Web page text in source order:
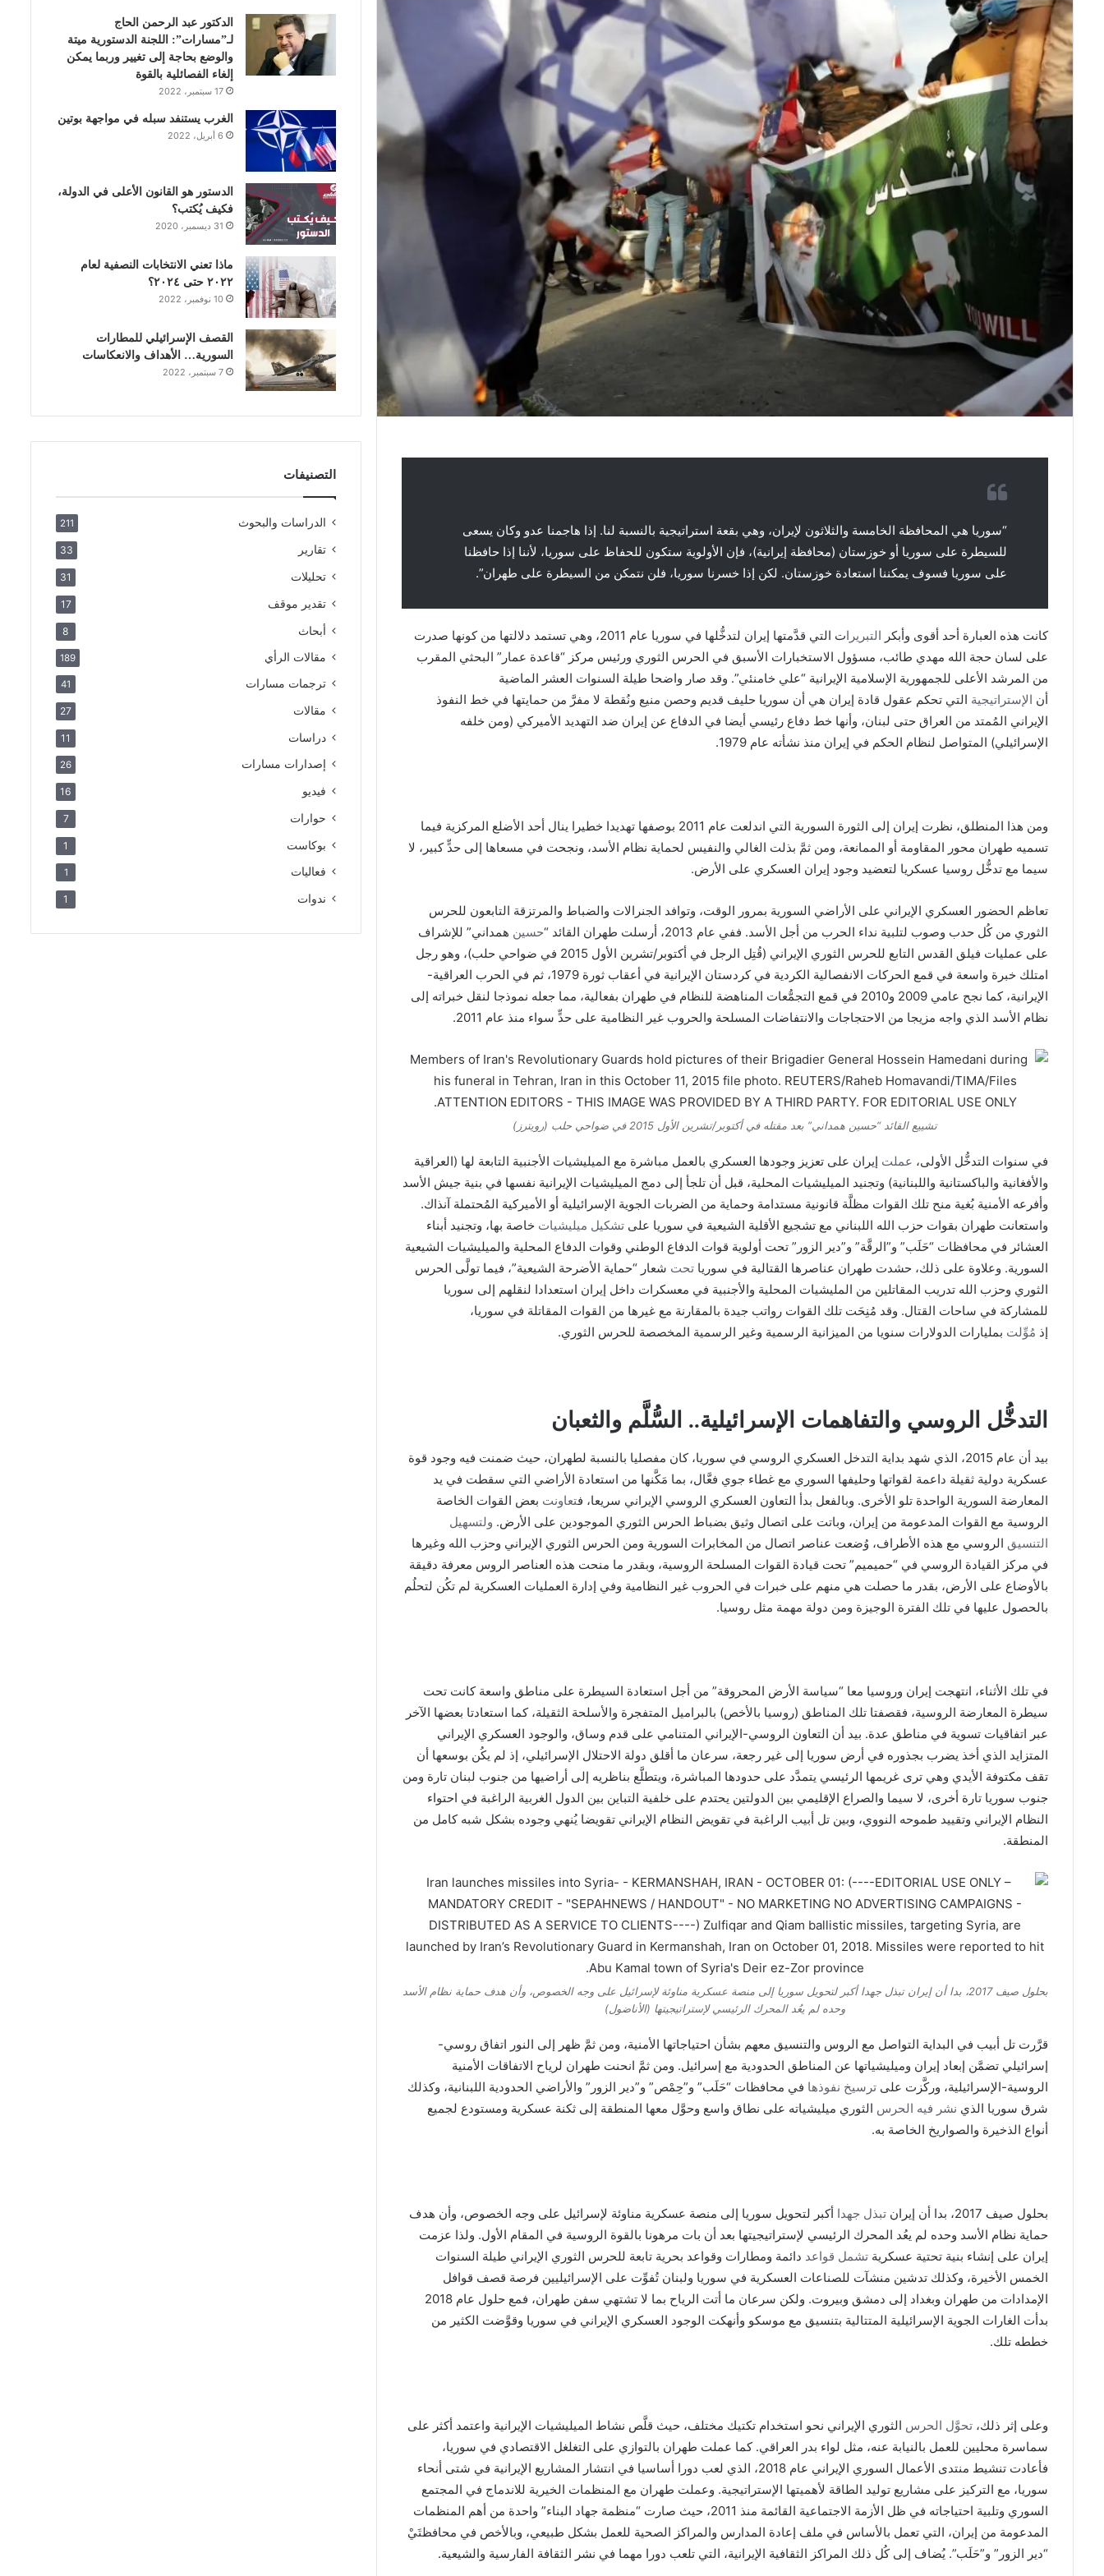
“سوريا هي المحافظة الخامسة والثلاثون لإيران، وهي بقعة استراتيجية بالنسبة لنا. إذا هاجمنا عدو وكان يسعى
للسيطرة على سوريا أو خوزستان (محافظة إيرانية)، فإن الأولوية ستكون للحفاظ على سوريا، لأننا إذا حافظنا
على سوريا فسوف يمكننا استعادة خوزستان. لكن إذا خسرنا سوريا، فلن نتمكن من السيطرة على طهران”.
كانت هذه العبارة أحد أقوى وأبكر التبريرا
ت التي قدَّمتها إيران لتدخُّلها في سوريا عام 2011، وهي تستمد دلالتها من كونها صدرت
على لسان حجة الله مهدي طائب، مسؤول الاستخبارات الأسبق في الحرس الثوري ورئيس مركز “قاعدة عمار” البحثي المقرب
من المرشد الأعلى للجمهورية الإسلامية الإيرانية “علي خامنئي”. وقد صار واضحا طيلة السنوات العشر الماضية
أن الإستراتيجية التي تحكم عقول قادة إيران هي أن سوريا حليف قديم وحصن منيع ونُقطة لا مفرَّ من حمايتها في خط النفوذ
الإيراني المُمتد من العراق حتى لبنان، وأنها خط دفاع رئيسي أيضا في الدفاع عن إيران ضد التهديد الأميركي (ومن خلفه
الإسرائيلي) المتواصل لنظام الحكم في إيران منذ نشأته عام 1979.
ومن هذا المنطلق، نظرت إيران إلى الثورة السورية التي اندلعت عام 2011 بوصفها تهديدا خطيرا ينال أحد الأضلع المركزية فيما
تسميه طهران محور المقاومة أو الممانعة، ومن ثمَّ بذلت الغالي والنفيس لحماية نظام الأسد، ونجحت في مسعاها إلى حدٍّ كبير، لا
سيما مع تدخُّل روسيا عسكريا لتعضيد وجود إيران العسكري على الأرض.
تعاظم الحضور العسكري الإيراني على الأراضي السورية بمرور الوقت، وتوافد الجنرالات والضباط والمرتزقة التابعون للحرس
الثوري من كُل حدب وصوب لتلبية نداء الحرب من أجل الأسد. ففي عام 2013، أرسلت طهران القائد “
حسين همداني” للإشراف
على عمليات فيلق القدس التابع للحرس الثوري الإيراني (قُتِل الرجل في أكتوبر/تشرين الأول 2015 في ضواحي حلب)، وهو رجل
امتلك خبرة واسعة في قمع الحركات الانفصالية الكردية في كردستان الإيرانية في أعقاب ثورة 1979، ثم في الحرب العراقية-
الإيرانية، كما نجح عامي 2009 و2010 في قمع التجمُّعات المناهضة للنظام في طهران بفعالية، مما جعله نموذجا لنقل خبراته إلى
نظام الأسد الذي واجه مزيجا من الاحتجاجات والانتفاضات المسلحة والحروب غير النظامية على حدٍّ سواء منذ عام 2011.
تشييع القائد “حسين همداني” بعد مقتله في أكتوبر/تشرين الأول 2015 في ضواحي حلب (رويترز)
في سنوات التدخُّل الأولى، عملت إيران على تعزيز وجودها العسكري بالعمل مباشرة مع الميليشيات الأجنبية التابعة لها (العراقية
والأفغانية والباكستانية واللبنانية) وتجنيد الميليشيات المحلية، قبل أن تلجأ إلى دمج الميليشيات الإيرانية نفسها في بنية جيش الأسد
وأفرعه الأمنية بُغية منح تلك القوات مظلَّة قانونية مستدامة وحماية من الضربات الجوية الإسرائيلية أو الأميركية المُحتملة آنذاك.
واستعانت طهران بقوات حزب الله اللبناني مع تشجيع الأقلية الشيعية في سوريا على تشكيل ميليشيات خاصة بها، وتجنيد أبناء
العشائر في محافظات “حَلَب” و”الرقَّة” و”دير الزور” تحت أولوية قوات الدفاع الوطني وقوات الدفاع المحلية والميليشيات الشيعية
السورية. وعلاوة على ذلك، حشدت طهران عناصرها القتالية في سوريا تحت شعار “حماية الأضرحة الشيعية”، فيما تولَّى الحرس
الثوري وحزب الله تدريب المقاتلين من المليشيات المحلية والأجنبية في معسكرات داخل إيران استعدادا لنقلهم إلى سوريا
للمشاركة في ساحات القتال. وقد مُنِحَت تلك القوات رواتب جيدة بالمقارنة مع غيرها من القوات المقاتلة في سوريا،
إذ مُوِّلت بمليارات الدولارات سنويا من الميزانية الرسمية وغير الرسمية المخصصة للحرس الثوري.
التدخُّل الروسي والتفاهمات الإسرائيلية.. السُّلَّم والثعبان
بيد أن عام 2015، الذي شهد بداية التدخل العسكري الروسي في سوريا، كان مفصليا بالنسبة لطهران، حيث ضمنت فيه وجود قوة
عسكرية دولية ثقيلة داعمة لقواتها وحليفها السوري مع غطاء جوي فعَّال، بما مَكَّنها من استعادة الأراضي التي سقطت في يد
المعارضة السورية الواحدة تلو الأخرى. وبالفعل بدأ التعاون العسكري الروسي الإيراني سريعا، فتعاونت بعض القوات الخاصة
الروسية مع القوات المدعومة من إيران، وباتت على اتصال وثيق بضباط الحرس الثوري الموجودين على الأرض. ولتسهيل
التنسيق الروسي مع هذه الأطراف، وُضعت عناصر اتصال من المخابرات السورية ومن الحرس الثوري الإيراني وحزب الله وغيرها
في مركز القيادة الروسي في “حميميم” تحت قيادة القوات المسلحة الروسية، وبقدر ما منحت هذه العناصر الروس معرفة دقيقة
بالأوضاع على الأرض، بقدر ما حصلت هي منهم على خبرات في الحروب غير النظامية وفي إدارة العمليات العسكرية لم تكُن لتحلُم
بالحصول عليها في تلك الفترة الوجيزة ومن دولة مهمة مثل روسيا.
في تلك الأثناء، انتهجت إيران وروسيا معا “سياسة الأرض المحروقة” من أجل استعادة السيطرة على مناطق واسعة كانت تحت
سيطرة المعارضة الروسية، فقصفتا تلك المناطق (روسيا بالأخص) بالبراميل المتفجرة والأسلحة الثقيلة، كما استعادتا بعضها الآخر
عبر اتفاقيات تسوية في مناطق عدة. بيد أن التعاون الروسي-الإيراني المتنامي على قدم وساق، والوجود العسكري الإيراني
المتزايد الذي أخذ يضرب بجذوره في أرض سوريا إلى غير رجعة، سرعان ما أقلق دولة الاحتلال الإسرائيلي، إذ لم يكُن بوسعها أن
تقف مكتوفة الأيدي وهي ترى غريمها الرئيسي يتمدَّد على حدودها المباشرة، ويتطلَّع بناظريه إلى أراضيها من جنوب لبنان تارة ومن
جنوب سوريا تارة أخرى، لا سيما والصراع الإقليمي بين الدولتين يحتدم على خلفية التباين بين الدول الغربية الراغبة في احتواء
النظام الإيراني وتقييد طموحه النووي، وبين تل أبيب الراغبة في تقويض النظام الإيراني تقويضا يُنهي وجوده بشكل شبه كامل من
المنطقة.
بحلول صيف 2017، بدا أن إيران تبذل جهدا أكبر لتحويل سوريا إلى منصة عسكرية مناوئة لإسرائيل على وجه الخصوص، وأن هدف حماية نظام الأسد
وحده لم يعُد المحرك الرئيسي لإستراتيجيتها (الأناضول)
قرَّرت تل أبيب في البداية التواصل مع الروس والتنسيق معهم بشأن احتياجاتها الأمنية، ومن ثمَّ ظهر إلى النور اتفاق روسي-
إسرائيلي تضمَّن إبعاد إيران وميليشياتها عن المناطق الحدودية مع إسرائيل. ومن ثمَّ انحنت طهران لرياح الاتفاقات الأمنية
الروسية-الإسرائيلية، وركَّزت على ترسيخ نفوذها في محافظات “حَلَب” و”حِمْص” و”دير الزور” والأراضي الحدودية اللبنانية، وكذلك
شرق سوريا الذي نشر فيه الحرس الثوري ميليشياته على نطاق واسع وحوَّل معها المنطقة إلى ثكنة عسكرية ومستودع لجميع
أنواع الذخيرة والصواريخ الخاصة به.
بحلول صيف 2017، بدا أن إيران تبذل جهدا أكبر لتحويل سوريا إلى منصة عسكرية مناوئة لإسرائيل على وجه الخصوص، وأن هدف
حماية نظام الأسد وحده لم يعُد المحرك الرئيسي لإستراتيجيتها بعد أن بات مرهونا بالقوة الروسية في المقام الأول. ولذا عزمت
إيران على إنشاء بنية تحتية عسكرية تشمل قواعد دائمة ومطارات وقواعد بحرية تابعة للحرس الثوري الإيراني طيلة السنوات
الخمس الأخيرة، وكذلك تدشين منشآت للصناعات العسكرية في سوريا ولبنان تُفوِّت على الإسرائيليين فرصة قصف قوافل
الإمدادات من طهران وبغداد إلى دمشق وبيروت. ولكن سرعان ما أتت الرياح بما لا تشتهي سفن طهران، فمع حلول عام 2018
بدأت الغارات الجوية الإسرائيلية المتتالية بتنسيق مع موسكو وأنهكت الوجود العسكري الإيراني في سوريا وقوَّضت الكثير من
خططه تلك.
وعلى إثر ذلك، تحوَّل الحرس الثوري الإيراني نحو استخدام تكتيك مختلف، حيث قلَّص نشاط الميليشيات الإيرانية واعتمد أكثر على
سماسرة محليين للعمل بالنيابة عنه، مثل لواء بدر العراقي. كما عملت طهران بالتوازي على التغلغل الاقتصادي في سوريا،
فأعادت تنشيط منتدى الأعمال السوري الإيراني عام 2018، الذي لعب دورا أساسيا في انتشار المشاريع الإيرانية في شتى أنحاء
سوريا، مع التركيز على مشاريع توليد الطاقة لأهميتها الإستراتيجية. وعملت طهران مع المنظمات الخيرية للاندماج في المجتمع
السوري وتلبية احتياجاته في ظل الأزمة الاجتماعية القائمة منذ 2011، حيث صارت “منظمة جهاد البناء” واحدة من أهم المنظمات
المدعومة من إيران، التي تعمل بالأساس في ملف إعادة المدارس والمراكز الصحية للعمل بشكل طبيعي، وبالأخص في محافظتَيْ
“دير الزور” و”حَلَب”. يُضاف إلى كُل ذلك المراكز الثقافية الإيرانية، التي تلعب دورا مهما في نشر الثقافة الفارسية والشيعية.
ك
إ
ن
ب
ا
الدكتور عبد الرحمن الحاج
لـ”مسارات”: اللجنة الدستورية ميتة
والوضع بحاجة إلى تغيير وربما يمكن
إلغاء الفصائلية بالقوة
17 سبتمبر، 2022
الغرب يستنفد سبله في مواجهة بوتين
6 أبريل، 2022
الدستور هو القانون الأعلى في الدولة،
فكيف يُكتب؟
31 ديسمبر، 2020
ماذا تعني الانتخابات النصفية لعام
٢٠٢٢ حتى ٢٠٢٤؟
10 نوفمبر، 2022
القصف الإسرائيلي للمطارات
السورية… الأهداف والانعكاسات
7 سبتمبر، 2022
التصنيفات
الدراسات والبحوث 211
تقارير 33
تحليلات 31
تقدير موقف 17
أبحاث 8
مقالات الرأي 189
ترجمات مسارات 41
مقالات 27
دراسات 11
إصدارات مسارات 26
فيديو 16
حوارات 7
بوكاست 1
فعاليات 1
ندوات 1